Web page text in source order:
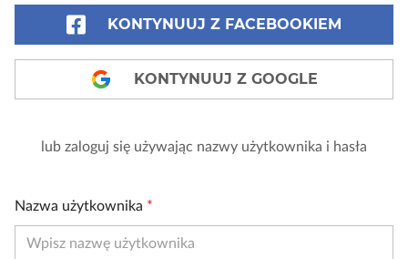
KONTYNUUJ Z FACEBOOKIEM
KONTYNUUJ Z GOOGLE
lub zaloguj się używając nazwy użytkownika i hasła
Nazwa użytkownika *